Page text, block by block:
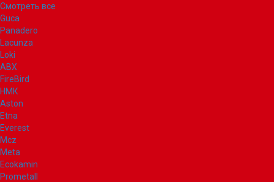
Смотреть все
Guca
Panadero
Lacunza
Loki
ABX
FireBird
НМК
Aston
Etna
Everest
Mcz
Meta
Ecokamin
Prometall